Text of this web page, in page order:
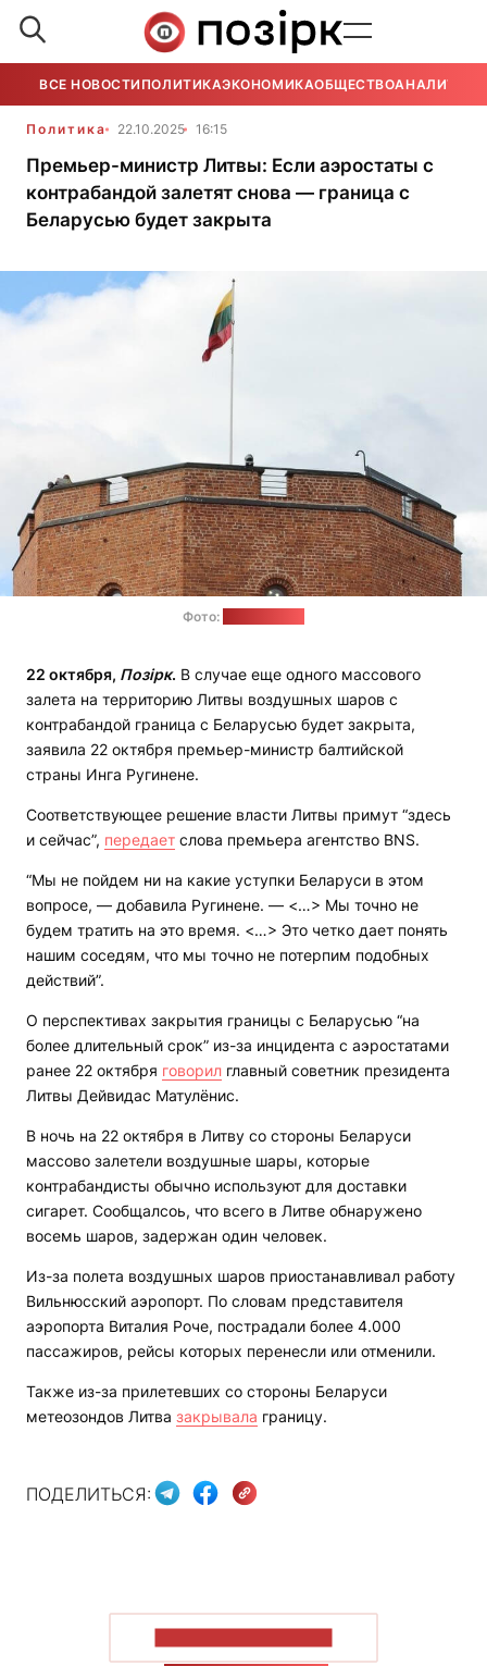
ВСЕ НОВОСТИ ПОЛИТИКАЭКОНОМИКАОБЩЕСТВОАНАЛИТИКА
Политика 22.10.2025 16:15
Премьер-министр Литвы: Если аэростаты с
контрабандой залетят снова — граница с
Беларусью будет закрыта
Фото:
22 октября, Позірк. В случае еще одного массового
залета на территорию Литвы воздушных шаров с
контрабандой граница с Беларусью будет закрыта,
заявила 22 октября премьер-министр балтийской
страны Инга Ругинене.
Соответствующее решение власти Литвы примут “здесь
и сейчас”, передает слова премьера агентство BNS.
“Мы не пойдем ни на какие уступки Беларуси в этом
вопросе, — добавила Ругинене. — <…> Мы точно не
будем тратить на это время. <…> Это четко дает понять
нашим соседям, что мы точно не потерпим подобных
действий”.
О перспективах закрытия границы с Беларусью “на
более длительный срок” из-за инцидента с аэростатами
ранее 22 октября говорил главный советник президента
Литвы Дейвидас Матулёнис.
В ночь на 22 октября в Литву со стороны Беларуси
массово залетели воздушные шары, которые
контрабандисты обычно используют для доставки
сигарет. Сообщалсоь, что всего в Литве обнаружено
восемь шаров, задержан один человек.
Из-за полета воздушных шаров приостанавливал работу
Вильнюсский аэропорт. По словам представителя
аэропорта Виталия Роче, пострадали более 4.000
пассажиров, рейсы которых перенесли или отменили.
Также из-за прилетевших со стороны Беларуси
метеозондов Литва закрывала границу.
ПОДЕЛИТЬСЯ: